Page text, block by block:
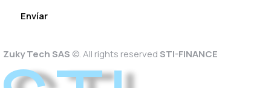
Zuky Tech SAS ©. All rights reservedSTI-FINANCE